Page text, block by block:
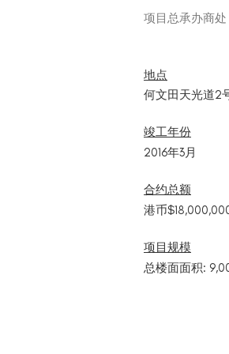
项目总承办商处
地点
何文田天光道2
2016年3月
竣工年份
港币
合约总额
总楼面面积:
项目规模